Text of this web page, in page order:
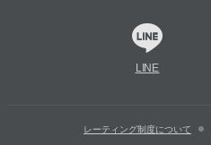
LINE
レーティング制度について